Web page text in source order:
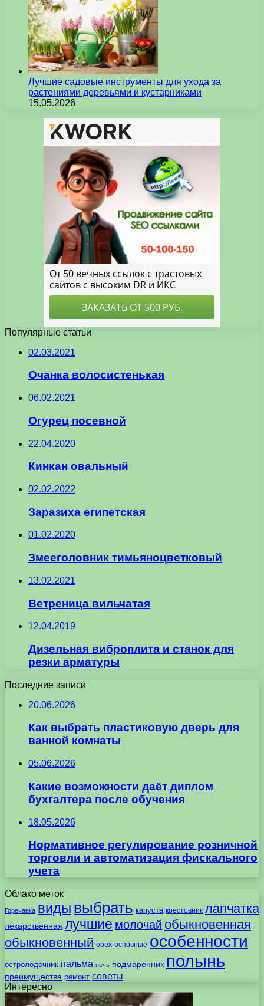
Лучшие садовые инструменты для ухода за
растениями деревьями и кустарниками
15.05.2026
Популярные статьи
02.03.2021
Очанка волосистенькая
06.02.2021
Огурец посевной
22.04.2020
Кинкан овальный
02.02.2022
Заразиха египетская
01.02.2020
Змееголовник тимьяноцветковый
13.02.2021
Ветреница вильчатая
12.04.2019
Дизельная виброплита и станок для
резки арматуры
Последние записи
20.06.2026
Как выбрать пластиковую дверь для
ванной комнаты
05.06.2026
Какие возможности даёт диплом
бухгалтера после обучения
18.05.2026
Нормативное регулирование розничной
торговли и автоматизация фискального
учета
Облако меток
Горечавка виды выбрать капуста крестовник лапчатка
лекарственная лучшие молочай обыкновенная
обыкновенный орех основные особенности
остролодочник пальма печь подмаренник полынь
преимущества ремонт советы
Интересно